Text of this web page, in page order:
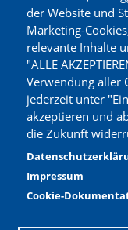
der Website und
Marketing-
relevante Inhalte
"ALLE
Verwendung aller
jederzeit unter
akzeptieren und
die Zukunft
Impressum
Cookie-
Expansion
KARRIERE
Jobs
Jetzt bewerben
Mehr